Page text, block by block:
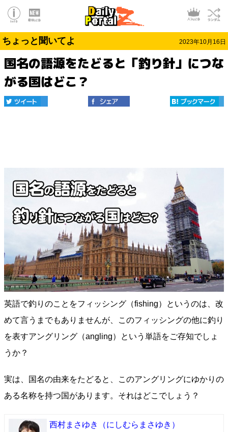
ちょっと聞いてよ 2023年10月16日
国名の語源をたどると「釣り針」につな
がる国はどこ？
英語で釣りのことをフィッシング（fishing）というのは、改
めて言うまでもありませんが、このフィッシングの他に釣り
を表すアングリング（angling）という単語をご存知でしょ
うか？
実は、国名の由来をたどると、このアングリングにゆかりの
ある名称を持つ国があります。それはどこでしょう？
西村まさゆき
（にしむらまさゆき）